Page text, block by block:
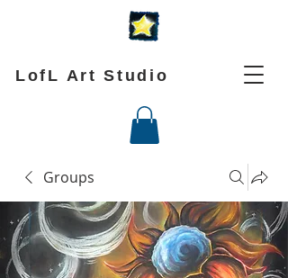
LofL Art Studio
Groups